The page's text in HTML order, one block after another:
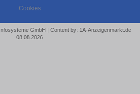
Cookies
GmbH | Content by: 1A-Anzeigenmarkt.de
08.08.2026